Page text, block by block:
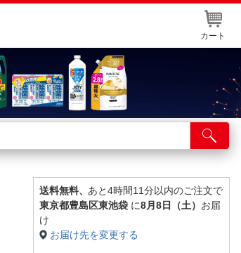
カート
送料無料、 あと4時間11分以内のご注文で
東京都豊島区東池袋 に8月8日（土） お届
け
お届け先を変更する